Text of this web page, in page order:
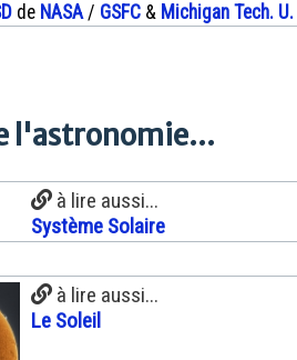
de NASA/ GSFC & Michigan Tech. U.
l'astronomie...
à lire aussi...
Système Solaire
à lire aussi...
Le Soleil